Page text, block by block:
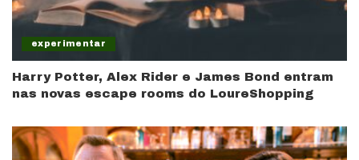
experimentar
Harry Potter, Alex Rider e James Bond entram
nas novas escape rooms do LoureShopping